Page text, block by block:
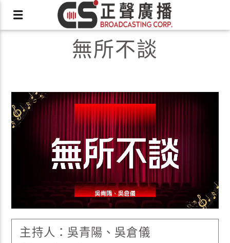
X
無所不談
主持人：吳青陽、吳倉儀